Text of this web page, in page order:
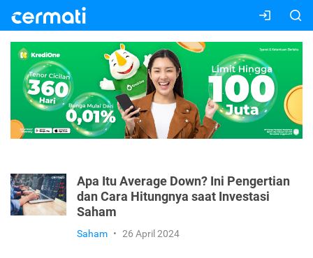
Apa Itu Average Down? Ini Pengertian
dan Cara Hitungnya saat Investasi
Saham
Saham • 26 April 2024